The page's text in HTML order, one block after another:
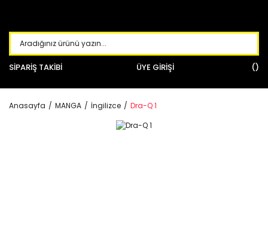
SİPARİŞ TAKİBİ ÜYE GİRİŞİ
Anasayfa MANGA İngilizce Dra-Q 1